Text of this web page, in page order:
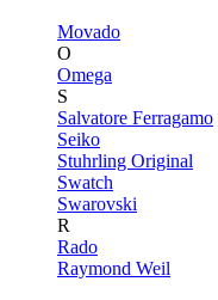
Movado
O
Omega
S
Salvatore Ferragamo
Seiko
Stuhrling Original
Swatch
Swarovski
R
Rado
Raymond Weil